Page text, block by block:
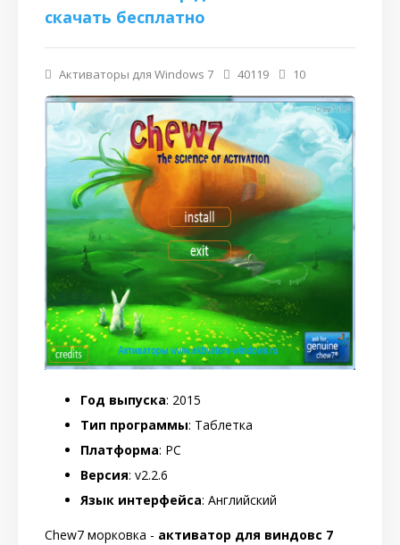
скачать бесплатно
Активаторы для Windows 7 40119 10
Год выпуска: 2015
Тип программы: Таблетка
Платформа: PC
Версия: v2.2.6
Язык интерфейса: Английский
Chew7 морковка - активатор для виндовс 7